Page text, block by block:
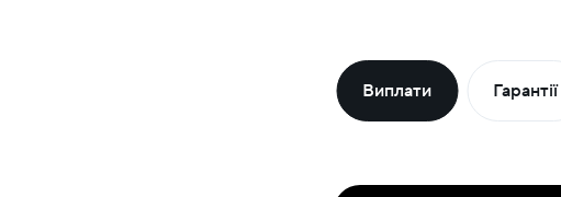
Виплати Гарантії